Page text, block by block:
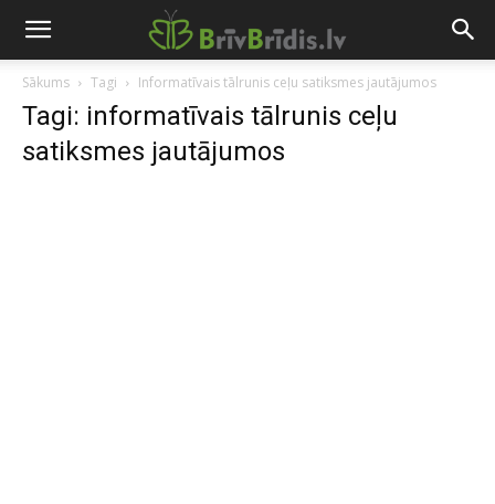
Sākums Tagi Informatīvais tālrunis ceļu satiksmes jautājumos
Tagi: informatīvais tālrunis ceļu
satiksmes jautājumos